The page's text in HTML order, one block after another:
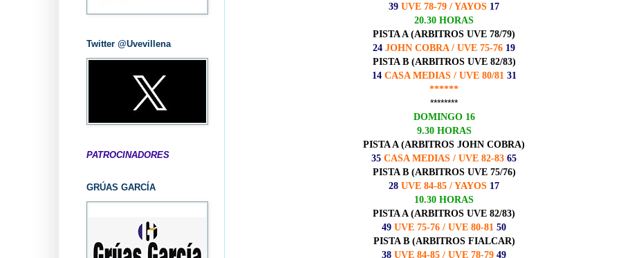
39 UVE 78-79 / YAYOS 17
20.30 HORAS
PISTA A (ARBITROS UVE 78/79)
24 JOHN COBRA / UVE 75-76 19
PISTA B (ARBITROS UVE 82/83)
14CASA MEDIAS / UVE 80/81 31
******
********
DOMINGO 16
9.30 HORAS
PISTA A (ARBITROS JOHN COBRA)
35 CASA MEDIAS / UVE 82-83 65
PISTA B (ARBITROS UVE 75/76)
28 UVE 84-85 / YAYOS 17
10.30 HORAS
PISTA A (ARBITROS UVE 82/83)
49 UVE 75-76 / UVE 80-81 50
PISTA B (ARBITROS FIALCAR)
38 UVE 84-85 / UVE 78-79 49
Twitter @Uvevillena
PATROCINADORES
GRÚAS GARCÍA